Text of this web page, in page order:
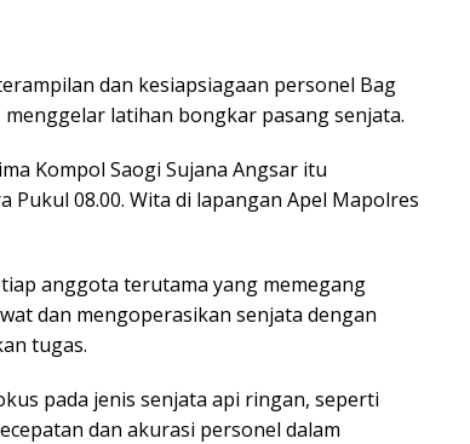
dan kesiapsiagaan personel Bag
latihan bongkar pasang senjata.
Kompol Saogi Sujana Angsar itu
Pukul 08.00. Wita di lapangan Apel Mapolres
anggota terutama yang memegang
dan mengoperasikan senjata dengan
tugas.
pada jenis senjata api ringan, seperti
dan akurasi personel dalam